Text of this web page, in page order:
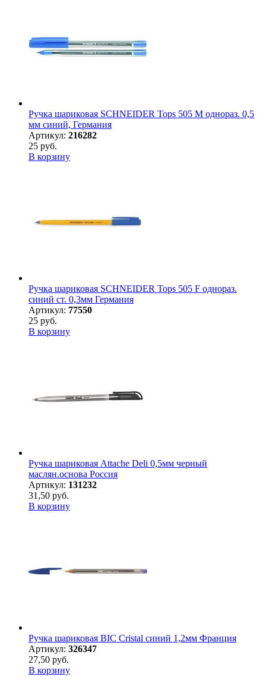
Ручка шариковая SCHNEIDER Tops 505 М однораз. 0,5
мм синий, Германия
Артикул: 216282
25 руб.
В корзину
Ручка шариковая SCHNEIDER Tops 505 F однораз.
синий ст. 0,3мм Германия
Артикул: 77550
25 руб.
В корзину
Ручка шариковая Attache Deli 0,5мм черный
маслян.основа Россия
Артикул: 131232
31,50 руб.
В корзину
Ручка шариковая BIC Cristal синий 1,2мм Франция
Артикул: 326347
27,50 руб.
В корзину